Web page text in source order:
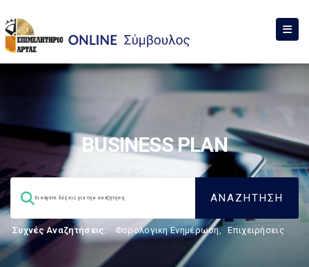
BUSINESS PLAN
Συχνές Αναζητήσεις: Φορολογικη Ενημέρωση, Επιχειρήσεις